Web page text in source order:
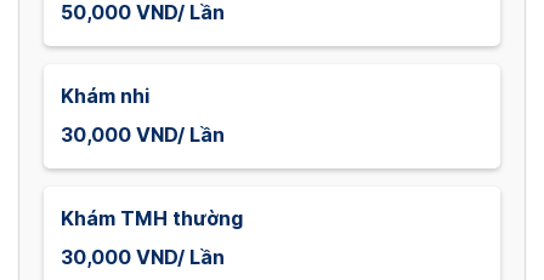
50,000 VND/ Lần
Khám nhi
30,000 VND/ Lần
Khám TMH thường
30,000 VND/ Lần